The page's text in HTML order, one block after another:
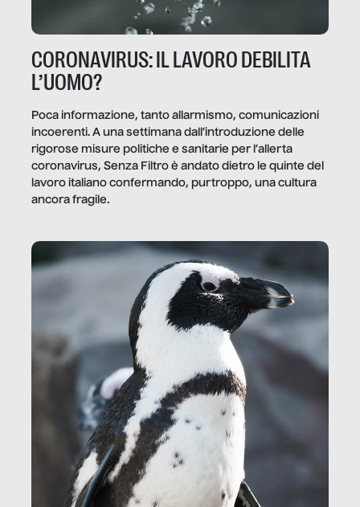
CORONAVIRUS: IL LAVORO DEBILITA
L’UOMO?
Poca informazione, tanto allarmismo, comunicazioni
incoerenti. A una settimana dall’introduzione delle
rigorose misure politiche e sanitarie per l’allerta
coronavirus, Senza Filtro è andato dietro le quinte del
lavoro italiano confermando, purtroppo, una cultura
ancora fragile.